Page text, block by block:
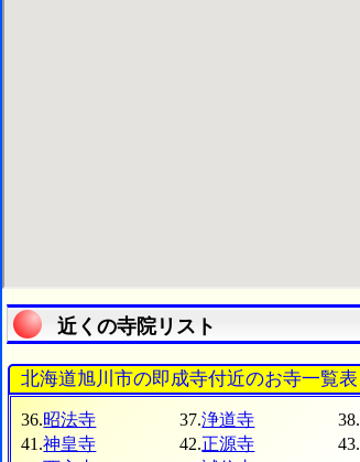
近くの寺院リスト
北海道旭川市の即成寺付近のお寺一覧表
36.昭法寺 37.浄道寺 38.
41.神皇寺 42.正源寺 43.